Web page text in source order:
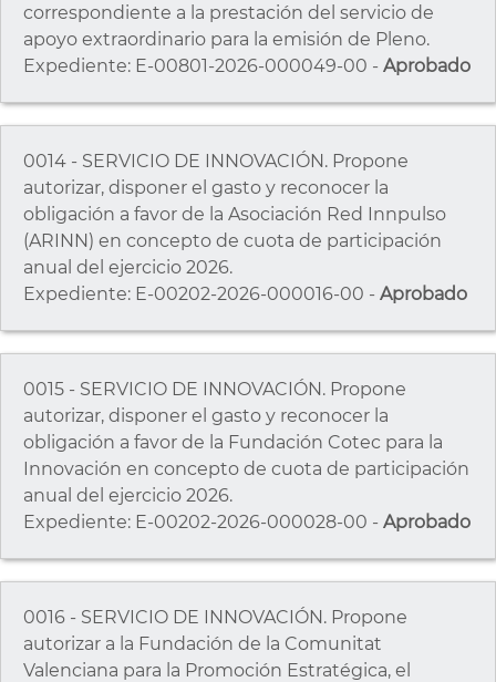
correspondiente a la prestación del servicio de
apoyo extraordinario para la emisión de Pleno.
Expediente: E-00801-2026-000049-00 - Aprobado
0014 - SERVICIO DE INNOVACIÓN. Propone
autorizar, disponer el gasto y reconocer la
obligación a favor de la Asociación Red Innpulso
(ARINN) en concepto de cuota de participación
anual del ejercicio 2026.
Expediente: E-00202-2026-000016-00 - Aprobado
0015 - SERVICIO DE INNOVACIÓN. Propone
autorizar, disponer el gasto y reconocer la
obligación a favor de la Fundación Cotec para la
Innovación en concepto de cuota de participación
anual del ejercicio 2026.
Expediente: E-00202-2026-000028-00 - Aprobado
0016 - SERVICIO DE INNOVACIÓN. Propone
autorizar a la Fundación de la Comunitat
Valenciana para la Promoción Estratégica, el